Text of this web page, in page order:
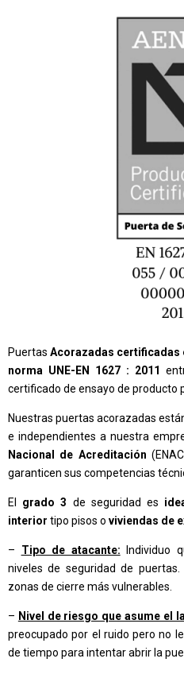
Puertas Acorazadas certificadas
norma UNE-EN 1627 : 2011
certificado de ensayo de producto
Nuestras puertas acorazadas
e independientes a nuestra
Nacional de Acreditación
garanticen sus competencias
El grado 3 de seguridad es
interior tipo pisos o viviendas de
– Tipo de atacante: Individuo
niveles de seguridad de
zonas de cierre más vulnerables.
– Nivel de riesgo que asume el
preocupado por el ruido pero no
de tiempo para intentar abrir la